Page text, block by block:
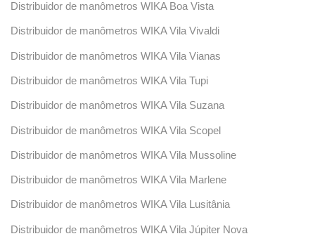
Distribuidor de manômetros WIKA Boa Vista
Distribuidor de manômetros WIKA Vila Vivaldi
Distribuidor de manômetros WIKA Vila Vianas
Distribuidor de manômetros WIKA Vila Tupi
Distribuidor de manômetros WIKA Vila Suzana
Distribuidor de manômetros WIKA Vila Scopel
Distribuidor de manômetros WIKA Vila Mussoline
Distribuidor de manômetros WIKA Vila Marlene
Distribuidor de manômetros WIKA Vila Lusitânia
Distribuidor de manômetros WIKA Vila Júpiter Nova